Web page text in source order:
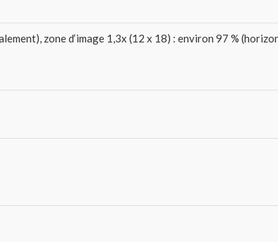
zone d‘image 1,3x (12 x 18) : environ 97 %